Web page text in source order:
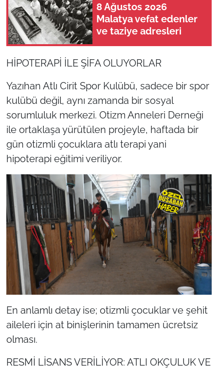
8 Ağustos 2026
Malatya vefat edenler
ve taziye adresleri
HİPOTERAPİ İLE ŞİFA OLUYORLAR
Yazıhan Atlı Cirit Spor Kulübü, sadece bir spor
kulübü değil, aynı zamanda bir sosyal
sorumluluk merkezi. Otizm Anneleri Derneği
ile ortaklaşa yürütülen projeyle, haftada bir
gün otizmli çocuklara atlı terapi yani
hipoterapi eğitimi veriliyor.
En anlamlı detay ise; otizmli çocuklar ve şehit
aileleri için at binişlerinin tamamen ücretsiz
olması.
RESMİ LİSANS VERİLİYOR: ATLI OKÇULUK VE